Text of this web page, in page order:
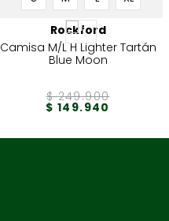
Rockford
Camisa M/L H Lighter Tartán
Blue Moon
$ 249.900
$ 149.940